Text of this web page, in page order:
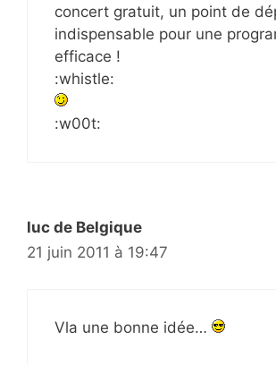
concert gratuit, un point de
indispensable pour une
efficace !
:whistle:
:w00t:
luc de Belgique
21 juin 2011 à 19:47
Vla une bonne idée…